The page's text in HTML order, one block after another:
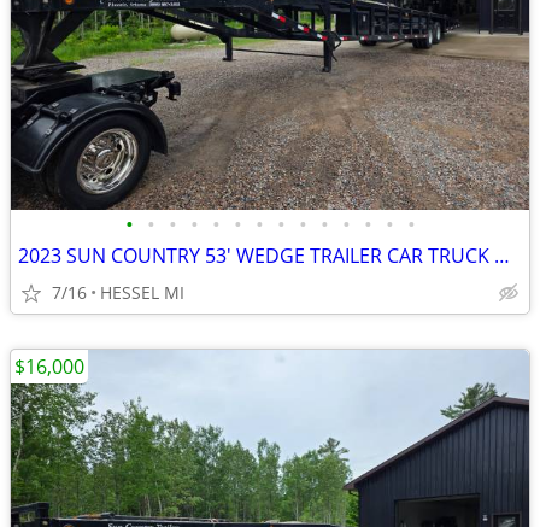
• • • • • • • • • • • • • •
2023 SUN COUNTRY 53' WEDGE TRAILER CAR TRUCK HOTSHOT HAULER
7/16 HESSEL MI
$16,000